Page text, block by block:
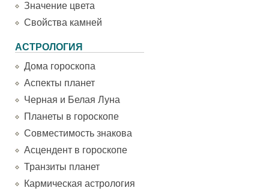
Значение цвета
Свойства камней
АСТРОЛОГИЯ
Дома гороскопа
Аспекты планет
Черная и Белая Луна
Планеты в гороскопе
Совместимость знакова
Асцендент в гороскопе
Транзиты планет
Кармическая астрология